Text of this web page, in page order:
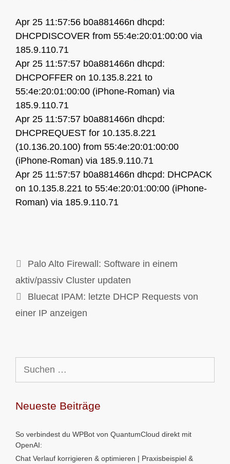
Apr 25 11:57:56 b0a881466n dhcpd:
DHCPDISCOVER from 55:4e:20:01:00:00 via
185.9.110.71
Apr 25 11:57:57 b0a881466n dhcpd:
DHCPOFFER on 10.135.8.221 to
55:4e:20:01:00:00 (iPhone-Roman) via
185.9.110.71
Apr 25 11:57:57 b0a881466n dhcpd:
DHCPREQUEST for 10.135.8.221
(10.136.20.100) from 55:4e:20:01:00:00
(iPhone-Roman) via 185.9.110.71
Apr 25 11:57:57 b0a881466n dhcpd: DHCPACK
on 10.135.8.221 to 55:4e:20:01:00:00 (iPhone-
Roman) via 185.9.110.71
Palo Alto Firewall: Software in einem
aktiv/passiv Cluster updaten
Bluecat IPAM: letzte DHCP Requests von
einer IP anzeigen
nach:
Neueste Beiträge
So verbindest du WPBot von QuantumCloud direkt mit
OpenAI:
Chat Verlauf korrigieren & optimieren | Praxisbeispiel &